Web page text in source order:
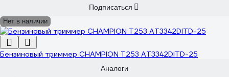
Подписаться
Нет в наличии
Бензиновый триммер CHAMPION Т253 AT3342DITD-25
Аналоги